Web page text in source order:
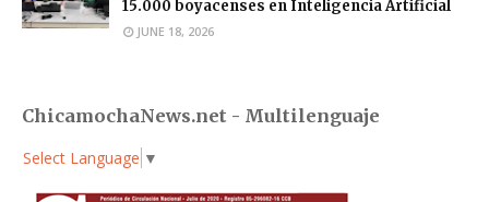
15.000 boyacenses en Inteligencia Artificial
JUNE 18, 2026
ChicamochaNews.net - Multilenguaje
Select Language ▼